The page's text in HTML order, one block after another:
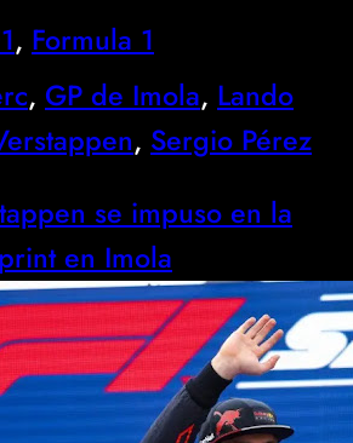
, Formula 1
, GP de Imola, Lando
, Sergio Pérez
se impuso en la
en Imola